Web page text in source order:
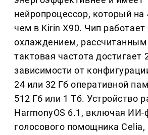
нейропроцессор, который на
чем в Kirin X90. Чип работает
охлаждением, рассчитанным
тактовая частота достигает
зависимости от
24 или 32 Гб оперативной
512 Гб или 1 Тб. Устройство
HarmonyOS 6.1, включая ИИ-
голосового помощника Celia,